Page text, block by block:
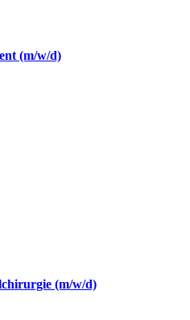
(m/w/d)
(m/w/d)